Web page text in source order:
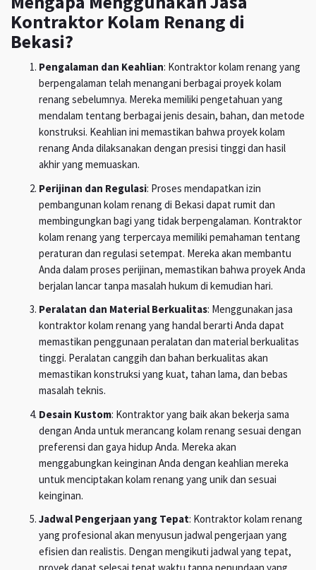
Kontraktor Kolam Renang di
Bekasi?
Pengalaman dan Keahlian: Kontraktor kolam renang yang
berpengalaman telah menangani berbagai proyek kolam
renang sebelumnya. Mereka memiliki pengetahuan yang
mendalam tentang berbagai jenis desain, bahan, dan metode
konstruksi. Keahlian ini memastikan bahwa proyek kolam
renang Anda dilaksanakan dengan presisi tinggi dan hasil
akhir yang memuaskan.
Perijinan dan Regulasi: Proses mendapatkan izin
pembangunan kolam renang di Bekasi dapat rumit dan
membingungkan bagi yang tidak berpengalaman. Kontraktor
kolam renang yang terpercaya memiliki pemahaman tentang
peraturan dan regulasi setempat. Mereka akan membantu
Anda dalam proses perijinan, memastikan bahwa proyek Anda
berjalan lancar tanpa masalah hukum di kemudian hari.
Peralatan dan Material Berkualitas: Menggunakan jasa
kontraktor kolam renang yang handal berarti Anda dapat
memastikan penggunaan peralatan dan material berkualitas
tinggi. Peralatan canggih dan bahan berkualitas akan
memastikan konstruksi yang kuat, tahan lama, dan bebas
masalah teknis.
Desain Kustom: Kontraktor yang baik akan bekerja sama
dengan Anda untuk merancang kolam renang sesuai dengan
preferensi dan gaya hidup Anda. Mereka akan
menggabungkan keinginan Anda dengan keahlian mereka
untuk menciptakan kolam renang yang unik dan sesuai
keinginan.
Jadwal Pengerjaan yang Tepat: Kontraktor kolam renang
yang profesional akan menyusun jadwal pengerjaan yang
efisien dan realistis. Dengan mengikuti jadwal yang tepat,